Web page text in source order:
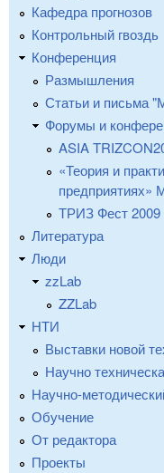
Кафедра прогнозов
Контрольный гвоздь
Конференция
Размышления
Статьи и письма
Форумы и
ASIA
«Теория и
предприятиях»
ТРИЗ Фест 2009
Литература
Люди
zzLab
ZZLab
НТИ
Выставки новой
Научно
Научно-
Обучение
От редактора
Проекты